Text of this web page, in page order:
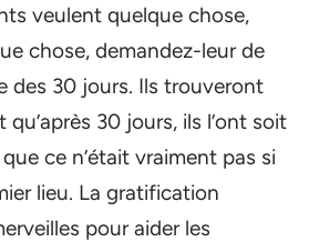
veulent quelque chose,
chose, demandez-leur de
des 30 jours. Ils trouveront
30 jours, ils l’ont soit
ce n’était vraiment pas si
lieu. La gratification
pour aider les